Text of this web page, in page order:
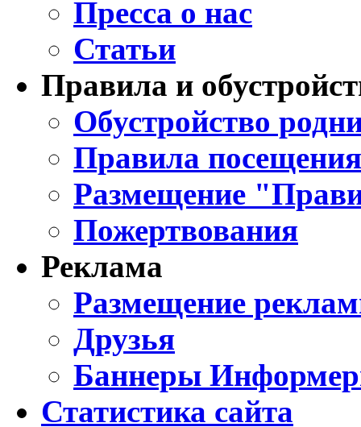
Пресса о нас
Статьи
Правила и
Обустройство
Правила
Размещение
Пожертвования
Реклама
Размещение
Друзья
Баннеры
Статистика сайта